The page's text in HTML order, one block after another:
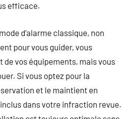
efficace.
d’alarme classique, non
pour vous guider, vous
de vos équipements, mais vous
Si vous optez pour la
et le maintient en
dans votre infraction revue.